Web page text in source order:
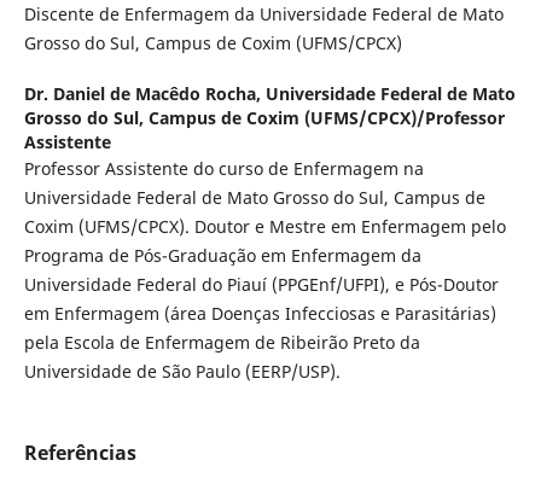
Discente de Enfermagem da Universidade Federal de Mato
Grosso do Sul, Campus de Coxim (UFMS/CPCX)
Dr. Daniel de Macêdo Rocha, Universidade Federal de Mato
Grosso do Sul, Campus de Coxim (UFMS/CPCX)/Professor
Assistente
Professor Assistente do curso de Enfermagem na
Universidade Federal de Mato Grosso do Sul, Campus de
Coxim (UFMS/CPCX). Doutor e Mestre em Enfermagem pelo
Programa de Pós-Graduação em Enfermagem da
Universidade Federal do Piauí (PPGEnf/UFPI), e Pós-Doutor
em Enfermagem (área Doenças Infecciosas e Parasitárias)
pela Escola de Enfermagem de Ribeirão Preto da
Universidade de São Paulo (EERP/USP).
Referências